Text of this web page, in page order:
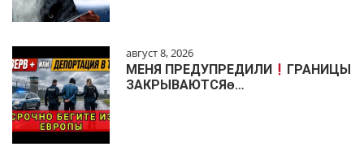
август 8, 2026
МЕНЯ ПРЕДУПРЕДИЛИ
ГРАНИЦЫ
ЗАКРЫВАЮТСЯɵ…